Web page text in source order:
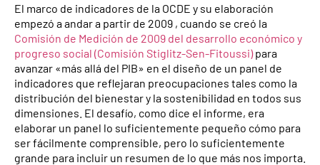
El marco de indicadores de la OCDE y su elaboración
empezó a andar a partir de 2009 , cuando se creó la
Comisión de Medición de 2009 del desarrollo económico y
progreso social (Comisión Stiglitz-Sen-Fitoussi)para
avanzar «más allá del PIB» en el diseño de un panel de
indicadores que reflejaran preocupaciones tales como la
distribución del bienestar y la sostenibilidad en todos sus
dimensiones. El desafío, como dice el informe, era
elaborar un panel lo suficientemente pequeño cómo para
ser fácilmente comprensible, pero lo suficientemente
grande para incluir un resumen de lo que más nos importa.